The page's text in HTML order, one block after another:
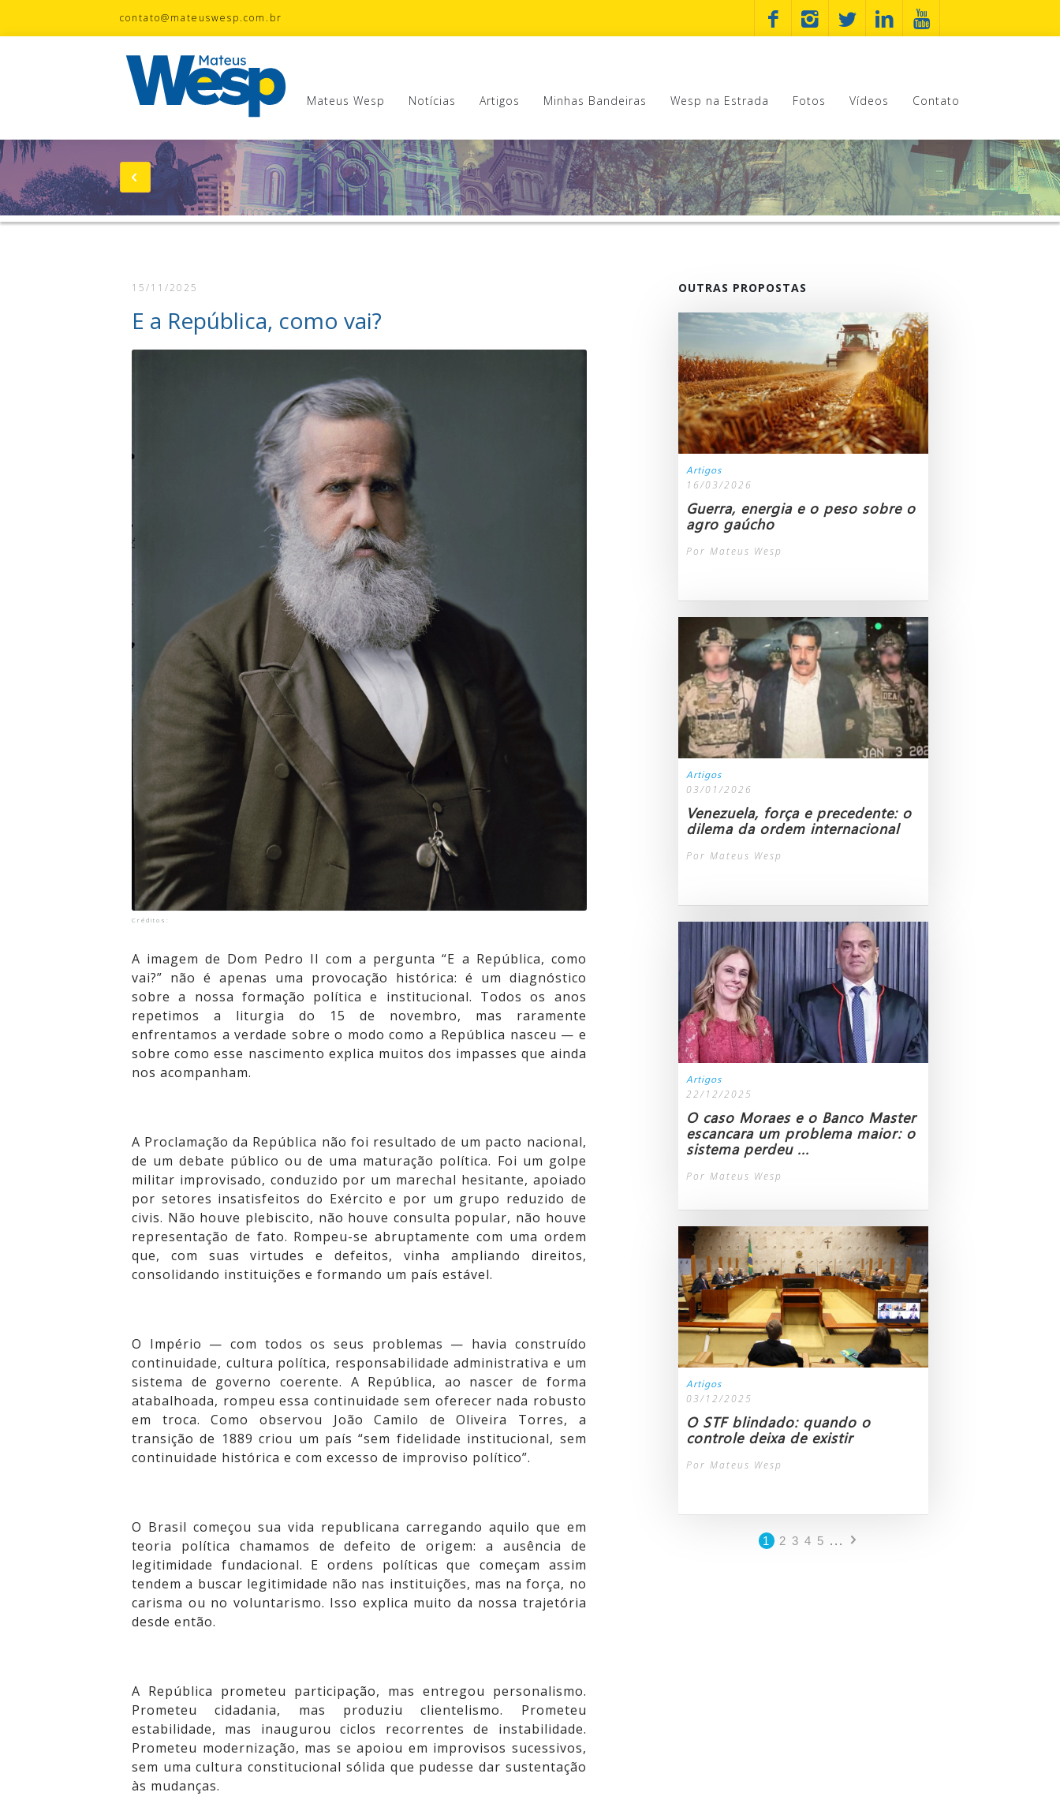
contato@mateuswesp.com.br
Mateus Wesp Notícias Artigos Minhas Bandeiras Wesp na Estrada Fotos Vídeos Contato
Mateus Wesp
Notícias
Artigos
Fotos
15/11/2025
E a República, como vai?
Créditos:
A imagem de Dom Pedro II com a pergunta “E a República, como
vai?” não é apenas uma provocação histórica: é um diagnóstico
sobre a nossa formação política e institucional. Todos os anos
repetimos a liturgia do 15 de novembro, mas raramente
enfrentamos a verdade sobre o modo como a República nasceu — e
sobre como esse nascimento explica muitos dos impasses que ainda
nos acompanham.
A Proclamação da República não foi resultado de um pacto nacional,
de um debate público ou de uma maturação política. Foi um golpe
militar improvisado, conduzido por um marechal hesitante, apoiado
por setores insatisfeitos do Exército e por um grupo reduzido de
civis. Não houve plebiscito, não houve consulta popular, não houve
representação de fato. Rompeu-se abruptamente com uma ordem
que, com suas virtudes e defeitos, vinha ampliando direitos,
consolidando instituições e formando um país estável.
O Império — com todos os seus problemas — havia construído
continuidade, cultura política, responsabilidade administrativa e um
sistema de governo coerente. A República, ao nascer de forma
atabalhoada, rompeu essa continuidade sem oferecer nada robusto
em troca. Como observou João Camilo de Oliveira Torres, a
transição de 1889 criou um país “sem fidelidade institucional, sem
continuidade histórica e com excesso de improviso político”.
O Brasil começou sua vida republicana carregando aquilo que em
teoria política chamamos de defeito de origem: a ausência de
legitimidade fundacional. E ordens políticas que começam assim
tendem a buscar legitimidade não nas instituições, mas na força, no
carisma ou no voluntarismo. Isso explica muito da nossa trajetória
desde então.
A República prometeu participação, mas entregou personalismo.
Prometeu cidadania, mas produziu clientelismo. Prometeu
estabilidade, mas inaugurou ciclos recorrentes de instabilidade.
Prometeu modernização, mas se apoiou em improvisos sucessivos,
sem uma cultura constitucional sólida que pudesse dar sustentação
às mudanças.
OUTRAS PROPOSTAS
Artigos
16/03/2026
Guerra, energia e o peso sobre o
agro gaúcho
Por Mateus Wesp
Artigos
03/01/2026
Venezuela, força e precedente: o
dilema da ordem internacional
Por Mateus Wesp
Artigos
22/12/2025
O caso Moraes e o Banco Master
escancara um problema maior: o
sistema perdeu ...
Por Mateus Wesp
Artigos
03/12/2025
O STF blindado: quando o
controle deixa de existir
Por Mateus Wesp
1 2 3 4 5 ...